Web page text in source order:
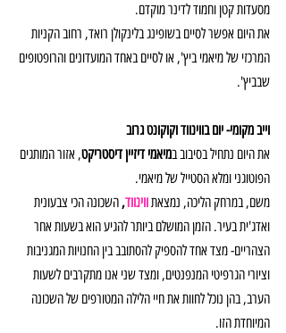
מסעדות קטן וחמוד לדינר מוקדם.
את היום אפשר לסיים בשופינג בלינקולן רואד, רחוב הקניות
המרכזי של מיאמי ביץ', או לסיים באחד המועדונים והרופטופים
שבביץ'.
וייב מקומי- יום בווינווד וקוקונט גרוב
את היום נתחיל בסיבוב במיאמי דיזיין דיסטריקט, אזור המותגים
הפוטוגני ומלא הסטייל של מיאמי.
משם, במרחק הליכה, נמצאת ווינווד, השכונה הכי צבעונית
ואדג'ית בעיר. הזמן המושלם ביותר להגיע הוא בשעות אחר
הצהריים- מצד אחד להספיק להסתובב בין החנויות המגניבות
וציורי הגרפיטי המנפנטים, ומצד שני אנו מתקרבים לשעות
הערב, בהן נוכל לחוות את חיי הלילה המטורפים של השכונה
המיוחדת הזו.